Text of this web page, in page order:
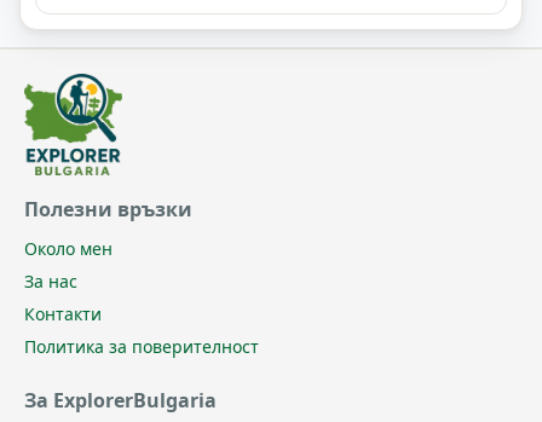
Полезни връзки
Около мен
За нас
Контакти
Политика за поверителност
За ExplorerBulgaria